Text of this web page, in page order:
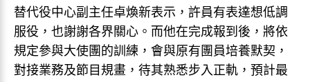
替代役中心副主任卓煥新表示，許員有表達想低調
服役，也謝謝各界關心。而他在完成報到後，將依
規定參與大使團的訓練，會與原有團員培養默契，
對接業務及節目規畫，待其熟悉步入正軌，預計最